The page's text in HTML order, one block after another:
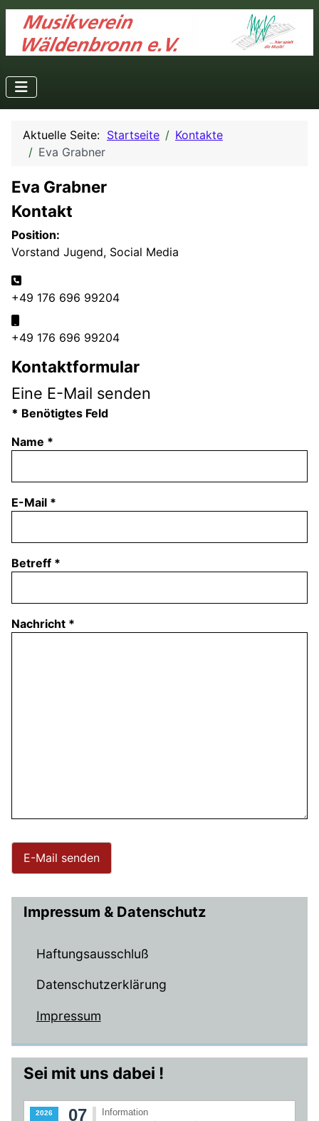
Aktuelle Seite: Startseite
Kontakte
Eva Grabner
Eva Grabner
Kontakt
Position:
Vorstand Jugend, Social Media
Telefon:
+49 176 696 99204
+49 176 696 99204
Kontaktformular
Eine E-Mail senden
* Benötigtes Feld
Name *
E-Mail *
Betreff *
Nachricht *
E-Mail senden
Impressum & Datenschutz
Haftungsausschluß
Datenschutzerklärung
Impressum
Sei mit uns dabei !